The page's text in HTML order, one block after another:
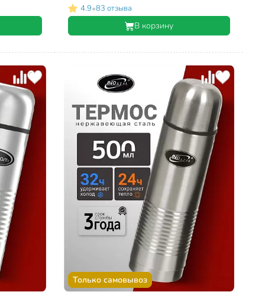
4.9•83 отзыва
В корзину
Только самовывоз